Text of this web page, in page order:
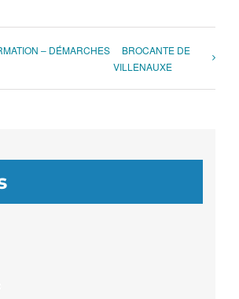
– DÉMARCHES
BROCANTE DE
VILLENAUXE